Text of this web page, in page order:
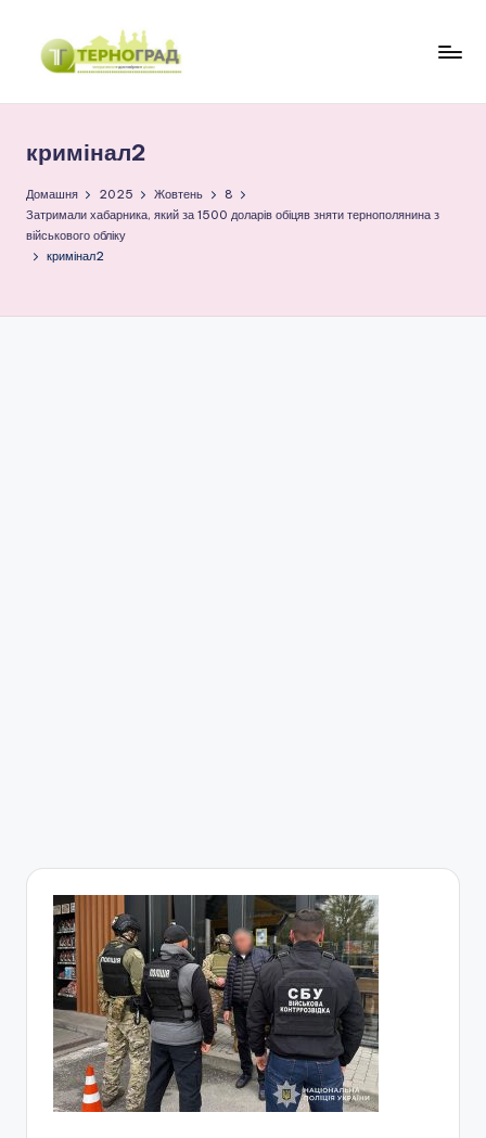
Перейти
р
н
о
кримінал2
Домашня 2025 Жовтень
8
Затримали хабарника, який за 1500 доларів обіцяв зняти тернополянина з
військового обліку
кримінал2